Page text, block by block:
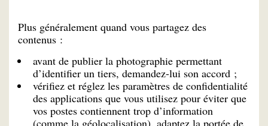
Plus généralement quand vous partagez des
contenus :
avant de publier la photographie permettant
d’identifier un tiers, demandez-lui son accord ;
vérifiez et réglez les paramètres de confidentialité
des applications que vous utilisez pour éviter que
vos postes contiennent trop d’information